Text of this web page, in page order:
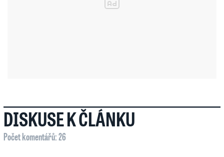
DISKUSE K ČLÁNKU
Počet komentářů: 26